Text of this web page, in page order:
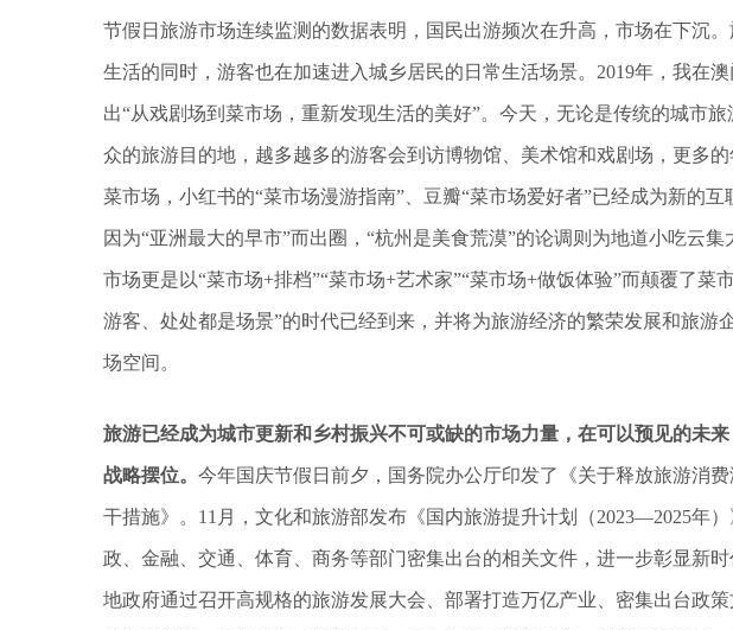
节假日旅游市场连续监测的数据表明，国民出游频次在升高，市场在下沉
生活的同时，游客也在加速进入城乡居民的日常生活场景。2019年，我在
出“从戏剧场到菜市场，重新发现生活的美好”。今天，无论是传统的城市
众的旅游目的地，越多越多的游客会到访博物馆、美术馆和戏剧场，更多
菜市场，小红书的“菜市场漫游指南”、豆瓣“菜市场爱好者”已经成为新的
因为“亚洲最大的早市”而出圈，“杭州是美食荒漠”的论调则为地道小吃云
市场更是以“菜市场+排档”“菜市场+艺术家”“菜市场+做饭体验”而颠覆了菜
游客、处处都是场景”的时代已经到来，并将为旅游经济的繁荣发展和旅游
场空间。
旅游已经成为城市更新和乡村振兴不可或缺的市场力量，在可以预见的未
战略摆位。 今年国庆节假日前夕，国务院办公厅印发了《关于释放旅游消
干措施》。11月，文化和旅游部发布《国内旅游提升计划（2023—2025年
政、金融、交通、体育、商务等部门密集出台的相关文件，进一步彰显新
地政府通过召开高规格的旅游发展大会、部署打造万亿产业、密集出台政